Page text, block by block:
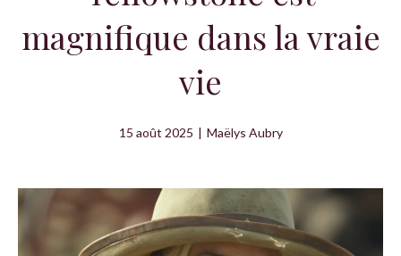
magnifique dans la vraie
vie
15 août 2025 | Maëlys Aubry